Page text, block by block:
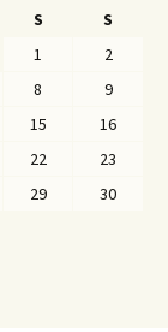
S
S
1
2
8
9
15
16
22
23
29
30